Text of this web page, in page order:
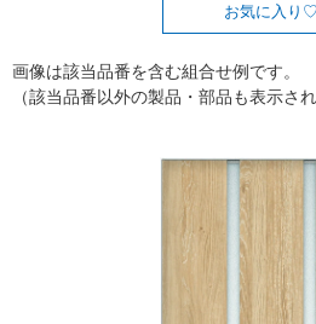
お気に入り
画像は該当品番を含む組合せ例です。
（該当品番以外の製品・部品も表示さ